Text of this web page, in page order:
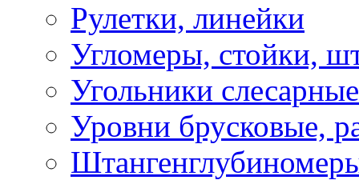
Рулетки, линейки
Угломеры, стойки,
Угольники слесарные
Уровни брусковые,